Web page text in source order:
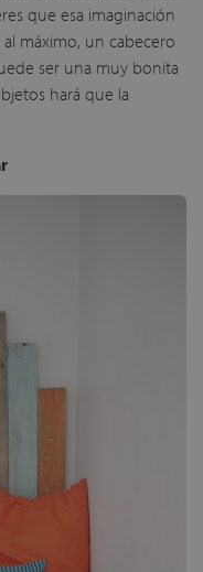
que esa imaginación
máximo, un cabecero
ser una muy bonita
hará que la